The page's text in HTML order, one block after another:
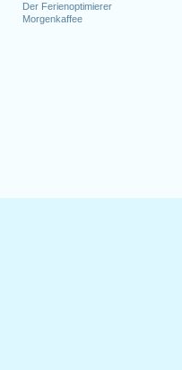
Der Ferienoptimierer
Morgenkaffee